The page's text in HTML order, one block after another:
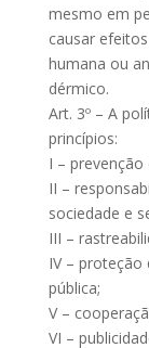
mesmo em
causar
humana ou
dérmico.
Art. 3º – A
princípios:
I – prevenção
II –
sociedade e
III –
IV – proteção
pública;
V –
VI –